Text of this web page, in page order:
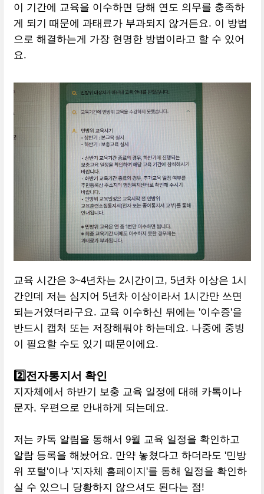
이 기간에 교육을 이수하면 당해 연도 의무를 충족하
게 되기 때문에 과태료가 부과되지 않거든요. 이 방법
으로 해결하는게 가장 현명한 방법이라고 할 수 있어
요.
교육 시간은 3~4년차는 2시간이고, 5년차 이상은 1시
간인데 저는 심지어 5년차 이상이라서 1시간만 쓰면
되는거였더라구요. 교육 이수하신 뒤에는 '이수증'을
반드시 캡처 또는 저장해둬야 하는데요. 나중에 중빙
이 필요할 수도 있기 때문이에요.
2️⃣전자통지서 확인
지자체에서 하반기 보충 교육 일정에 대해 카톡이나
문자, 우편으로 안내하게 되는데요.
저는 카톡 알림을 통해서 9월 교육 일정을 확인하고
알람 등록을 해놨어요. 만약 놓쳤다고 하더라도 '민방
위 포털'이나 '지자체 홈페이지'를 통해 일정을 확인하
실 수 있으니 당황하지 않으셔도 된다는 점!